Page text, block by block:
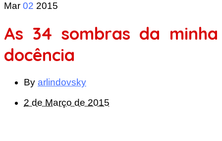
Mar 02 2015
As 34 sombras da minha
docência
By arlindovsky
2 de Março de 2015